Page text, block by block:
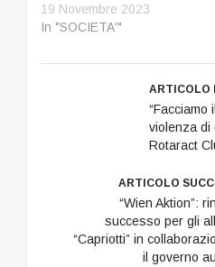
19 Novembre 2023
In "SOCIETA'"
ARTICOLO
“Facciamo
violenza di
Rotaract
ARTICOLO
“Wien Aktion”:
successo per gli
“Capriotti” in
il governo